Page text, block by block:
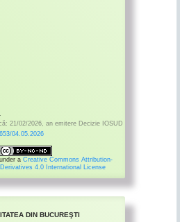
21/02/2026 an emitere Decizie IOSUD
04.05.2026
a Creative Commons Attribution-
4.0 International License
DIN BUCUREŞTI